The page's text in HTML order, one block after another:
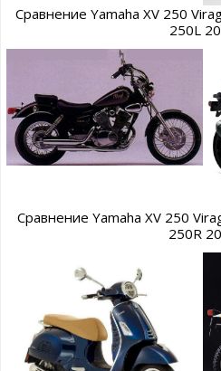
Сравнение Yamaha XV 250
250L
Сравнение Yamaha XV 250
250R